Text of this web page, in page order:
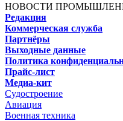
НОВОСТИ
Редакция
Коммерческая служба
Партнёры
Выходные данные
Политика
Прайс-лист
Медиа-кит
Судостроение
Авиация
Военная техника